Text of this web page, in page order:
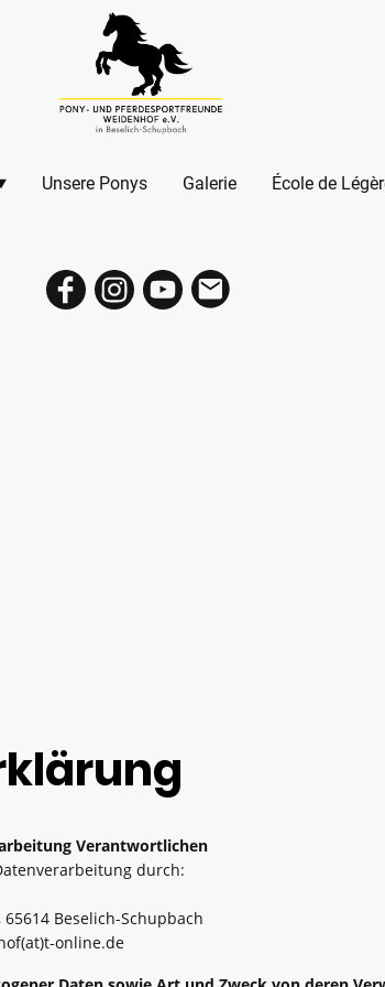
Unsere Ponys Galerie École de
Verantwortlichen
durch:
Beselich-Schupbach
online.de